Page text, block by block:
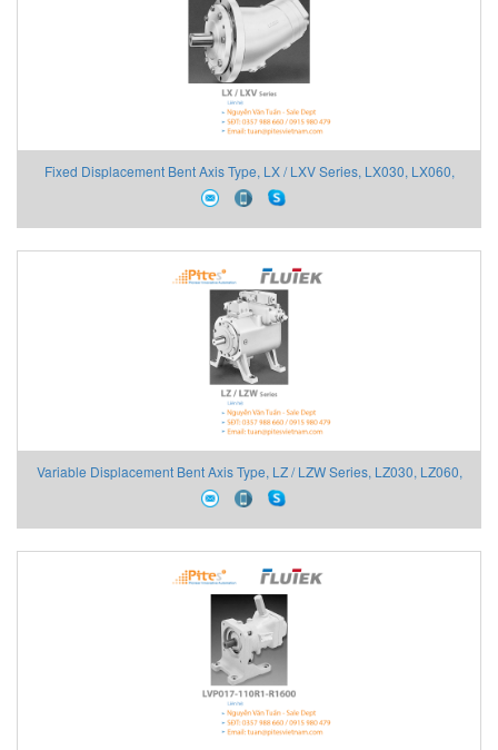
Fixed Displacement Bent Axis Type, LX / LXV Series, LX030, LX060,
LX090, LX120, LX180, LX260, LX500, LXV180, LXV260, LXV500
Variable Displacement Bent Axis Type, LZ / LZW Series, LZ030, LZ060,
LZ090, LZ120, LZ180, LZ260, LZ500, LZW120, LZW180, LZW260,
LZW500